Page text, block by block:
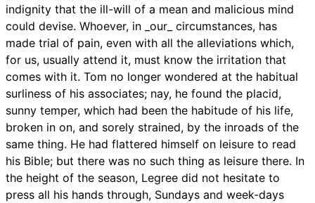
indignity that the ill-will of a mean and malicious mind
could devise. Whoever, in _our_ circumstances, has
made trial of pain, even with all the alleviations which,
for us, usually attend it, must know the irritation that
comes with it. Tom no longer wondered at the habitual
surliness of his associates; nay, he found the placid,
sunny temper, which had been the habitude of his life,
broken in on, and sorely strained, by the inroads of the
same thing. He had flattered himself on leisure to read
his Bible; but there was no such thing as leisure there. In
the height of the season, Legree did not hesitate to
press all his hands through, Sundays and week-days